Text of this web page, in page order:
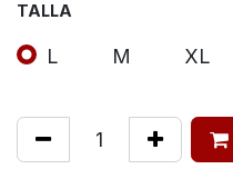
TALLA
L M XL